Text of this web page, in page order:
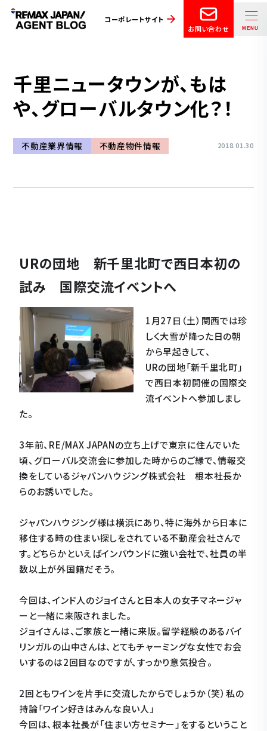
コーポレートサイト
お問い合わせ
千里ニュータウンが、もは
や、グローバルタウン化？！
不動産業界情報 不動産物件情報 2018.01.30
URの団地 新千里北町で西日本初の
試み 国際交流イベントへ
1月27日（土）関西では珍
しく大雪が降った日の朝
から早起きして、
URの団地「新千里北町」
で西日本初開催の国際交
流イベントへ参加しまし
た。
3年前、RE/MAX JAPANの立ち上げで東京に住んでいた
頃、グローバル交流会に参加した時からのご縁で、情報交
換をしているジャパンハウジング株式会社 根本社長か
らのお誘いでした。
ジャパンハウジング様は横浜にあり、特に海外から日本に
移住する時の住まい探しをされている不動産会社さんで
す。どちらかといえばインバウンドに強い会社で、社員の半
数以上が外国籍だそう。
今回は、インド人のジョイさんと日本人の女子マネージャ
ーと一緒に来阪されました。
ジョイさんは、ご家族と一緒に来阪。留学経験のあるバイ
リンガルの山中さんは、とてもチャーミングな女性でお会
いするのは2回目なのですが、すっかり意気投合。
2回ともワインを片手に交流したからでしょうか（笑）私の
持論「ワイン好きはみんな良い人」
今回は、根本社長が「住まい方セミナー」をするということ